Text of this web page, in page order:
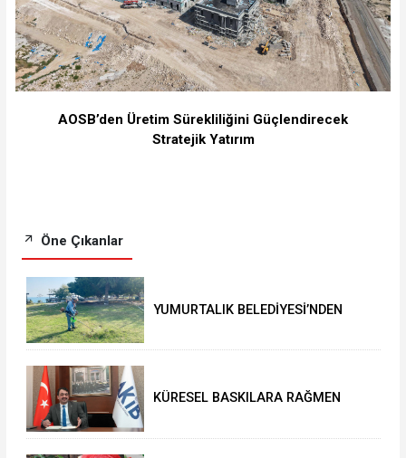
⁠AOSB’den Üretim Sürekliliğini Güçlendirecek
Stratejik Yatırım
Öne Çıkanlar
YUMURTALIK BELEDİYESİ’NDEN
KÜRESEL BASKILARA RAĞMEN